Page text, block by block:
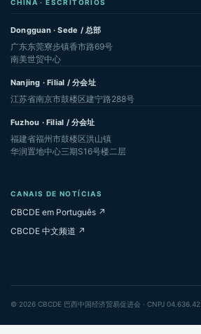
CHINA · ESCRITÓRIOS
Dongguan · Sede / 总部
广东东莞寮步镇香市路69号
南美世贸中心
Nanjing · Filial / 分会址
江苏省南京市鼓楼区建宁路288号
Fuzhou · Filial / 分会址
福建省福州市鼓楼区洪山镇
华润置地中心三期S16号楼二层
CANAIS DE NOTÍCIAS
CBCDE em Português ↗
CBCDE 中文频道 ↗
© 2026 CBCDE 巴西中国经济贸易促进会 · CNPJ